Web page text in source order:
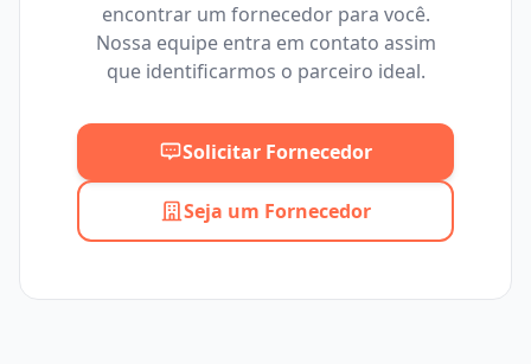
Máximo
encontrar um fornecedor para você.
Nossa equipe entra em contato assim
que identificarmos o parceiro ideal.
Solicitar Fornecedor
Seja um Fornecedor